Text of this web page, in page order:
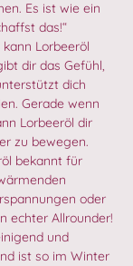
Es ist wie ein
das!“
Lorbeeröl
dir das Gefühl,
dich
Gerade wenn
Lorbeeröl dir
zu bewegen.
bekannt für
oder
echter Allrounder!
und
ist so im Winter